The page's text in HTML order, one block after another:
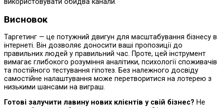
використовувати обидва канали.
Висновок
Таргетинг — це потужний двигун для масштабування бізнесу в
інтернеті. Він дозволяє доносити ваші пропозиції до
правильних людей у правильний час. Проте, цей інструмент
вимагає глибокого розуміння аналітики, психології споживачів
та постійного тестування гіпотез. Без належного досвіду
самостійне налаштування може перетворитися на лотерею з
низькими шансами на виграш.
Готові залучити лавину нових клієнтів у свій бізнес? Не